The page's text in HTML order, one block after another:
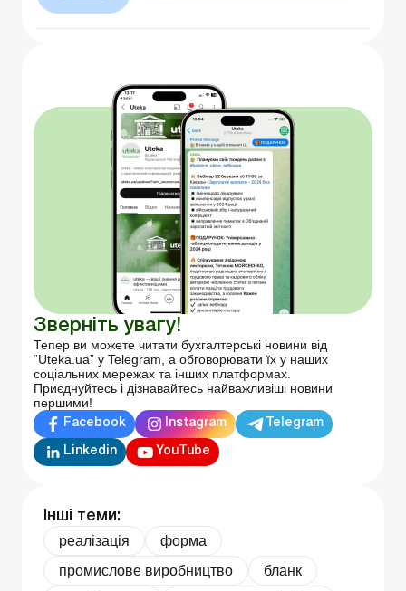
Зверніть увагу!
Тепер ви можете читати бухгалтерські новини від
“Uteka.ua” у Telegram, а обговорювати їх у наших
соціальних мережах та інших платформах.
Приєднуйтесь і дізнавайтесь найважливіші новини
першими!
Facebook Instagram Telegram
Linkedin YouTube
Інші теми:
реалізація
форма
промислове виробництво
бланк